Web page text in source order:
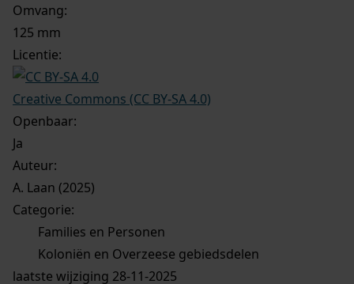
Omvang:
125 mm
Licentie:
Creative Commons (CC BY-SA 4.0)
Openbaar:
Ja
Auteur:
A. Laan (2025)
Categorie:
Families en Personen
Koloniën en Overzeese gebiedsdelen
laatste wijziging 28-11-2025